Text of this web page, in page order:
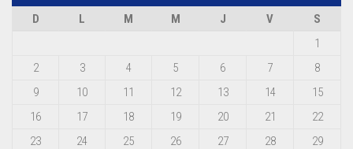
D
L M M J V
S
1
2
3 4 5 6 7
8
9
10 11 12 13 14
15
16
17 18 19 20 21
22
23
24 25 26 27 28
29